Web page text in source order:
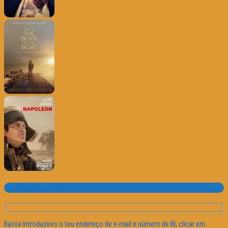
Subscrever o site
Basta introduzires o teu endereço de e-mail e número de BI, clicar em